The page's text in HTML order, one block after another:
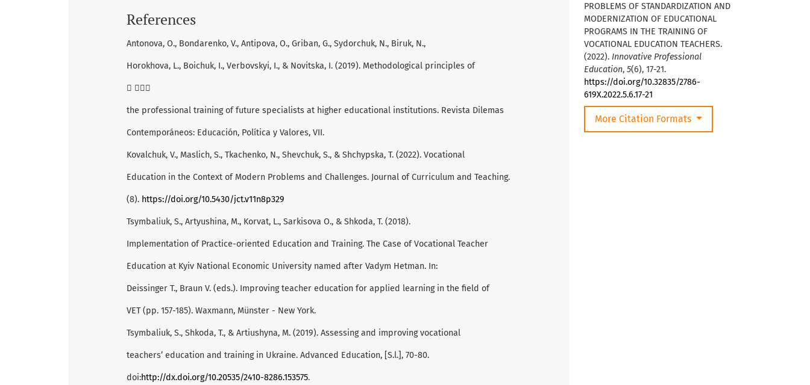
PROBLEMS OF STANDARDIZATION AND
MODERNIZATION OF EDUCATIONAL
PROGRAMS IN THE TRAINING OF
VOCATIONAL EDUCATION TEACHERS.
(2022). Innovative Professional
Education, 5(6), 17-21.
https://doi.org/10.32835/2786-
619X.2022.5.6.17-21
More Citation Formats
References
Antonova, O., Bondarenko, V., Antipova, O., Griban, G., Sydorchuk, N., Biruk, N.,
Horokhova, L., Boichuk, I., Verbovskyi, I., & Novitska, I. (2019). Methodological principles of
 
the professional training of future specialists at higher educational institutions. Revista Dilemas
Contemporáneos: Educación, Política y Valores, VII.
Kovalchuk, V., Maslich, S., Tkachenko, N., Shevchuk, S., & Shchypska, T. (2022). Vocational
Education in the Context of Modern Problems and Challenges. Journal of Curriculum and Teaching.
(8). https://doi.org/10.5430/jct.v11n8p329
Tsymbaliuk, S., Artyushina, M., Korvat, L., Sarkisova O., & Shkoda, T. (2018).
Implementation of Practice-oriented Education and Training. The Case of Vocational Teacher
Education at Kyiv National Economic University named after Vadym Hetman. In:
Deissinger T., Braun V. (eds.). Improving teacher education for applied learning in the field of
VET (рp. 157-185). Waxmann, Münster - New York.
Tsymbaliuk, S., Shkoda, T., & Artiushyna, M. (2019). Assessing and improving vocational
teachers’ education and training in Ukraine. Advanced Education, [S.l.], 70-80.
doi:http://dx.doi.org/10.20535/2410-8286.153575.